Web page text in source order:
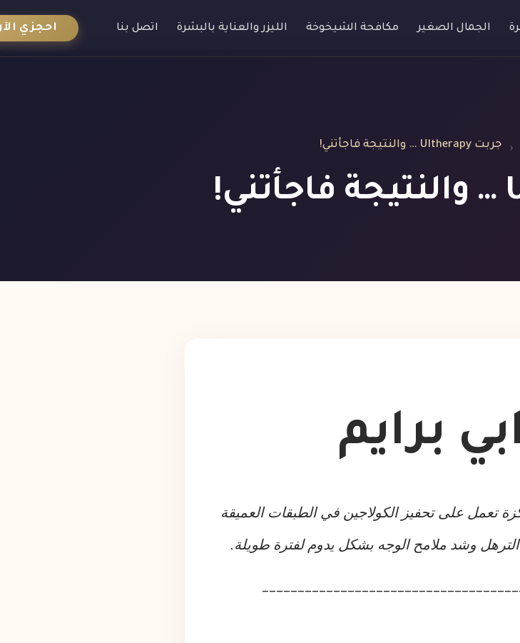
الجمال الصغير مكافحة الشيخوخة الليزر والعناية بالبشرة اتصل بنا احجزي
جربت Ultherapy … والنتيجة فاجأتني!
برايم
تعمل على تحفيز الكولاجين في الطبقات العميقة
وشد ملامح الوجه بشكل يدوم لفترة طويلة.